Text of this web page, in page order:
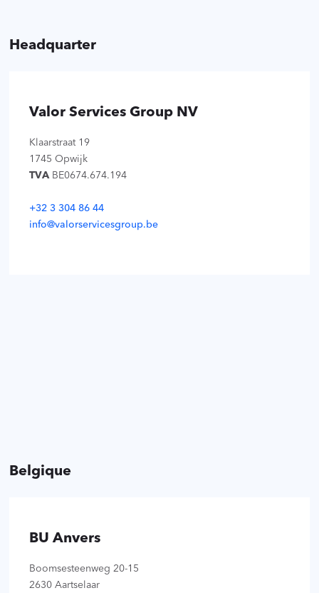
Headquarter
Valor Services Group NV
Klaarstraat 19
1745 Opwijk
TVA BE0674.674.194
+32 3 304 86 44
info@valorservicesgroup.be
Belgique
BU Anvers
Boomsesteenweg 20-15
2630 Aartselaar